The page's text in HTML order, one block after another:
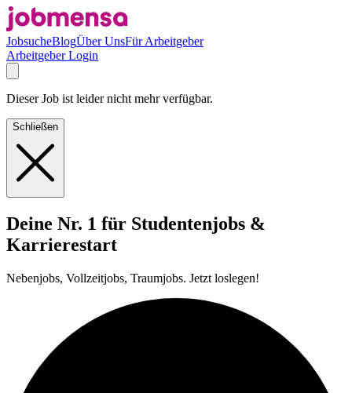
JobsucheBlogÜber UnsFür Arbeitgeber
Arbeitgeber Login
Dieser Job ist leider nicht mehr verfügbar.
Schließen
Deine Nr. 1 für Studentenjobs &
Karrierestart
Nebenjobs, Vollzeitjobs, Traumjobs. Jetzt loslegen!